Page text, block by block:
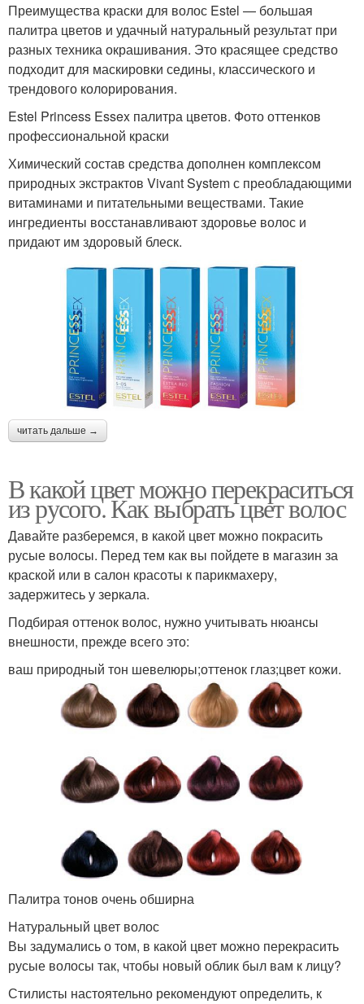
Преимущества краски для волос Estel — большая
палитра цветов и удачный натуральный результат при
разных техника окрашивания. Это красящее средство
подходит для маскировки седины, классического и
трендового колорирования.
Estel Princess Essex палитра цветов. Фото оттенков
профессиональной краски
Химический состав средства дополнен комплексом
природных экстрактов Vivant System с преобладающими
витаминами и питательными веществами. Такие
ингредиенты восстанавливают здоровье волос и
придают им здоровый блеск.
читать дальше →
В какой цвет можно перекраситься
из русого. Как выбрать цвет волос
Давайте разберемся, в какой цвет можно покрасить
русые волосы. Перед тем как вы пойдете в магазин за
краской или в салон красоты к парикмахеру,
задержитесь у зеркала.
Подбирая оттенок волос, нужно учитывать нюансы
внешности, прежде всего это:
ваш природный тон шевелюры;оттенок глаз;цвет кожи.
Палитра тонов очень обширна
Натуральный цвет волос
Вы задумались о том, в какой цвет можно перекрасить
русые волосы так, чтобы новый облик был вам к лицу?
Стилисты настоятельно рекомендуют определить, к